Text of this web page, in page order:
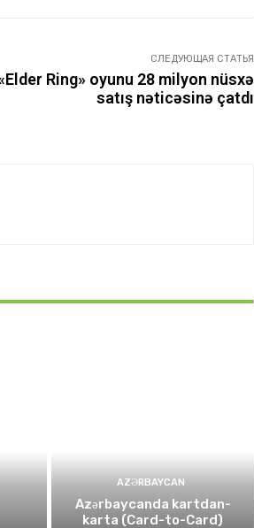
СЛЕДУЮЩАЯ СТАТЬЯ
Ring» oyunu 28 milyon nüsxə
satış nəticəsinə çatdı
AZƏRBAYCAN
Azərbaycanda kartdan-
karta (Card-to-Card)